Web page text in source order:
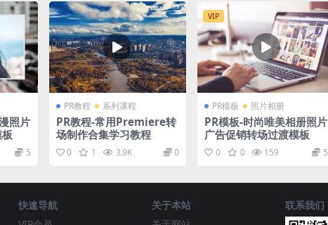
照片
5
PR教程 系列课程
PR教程-常用Premiere转
场制作合集学习教程
0 1 3.9K 0
VIP
PR模板 照片相册
PR模板-时尚唯美相册照片
广告促销转场过渡模板
0 0 159 5
快速导航
关于本站
联系我们